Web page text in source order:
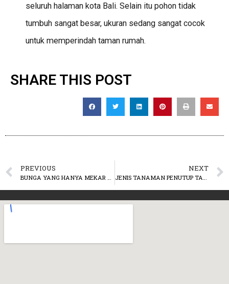
seluruh halaman kota Bali. Selain itu pohon tidak
tumbuh sangat besar, ukuran sedang sangat cocok
untuk memperindah taman rumah.
SHARE THIS POST
PREVIOUS
BUNGA YANG HANYA MEKAR SESAAT, BERIKUT PILIHANNYA!
NEXT
JENIS TANAMAN PENUTUP TANAH YANG INDAH DAN CEPAT TUMBUH